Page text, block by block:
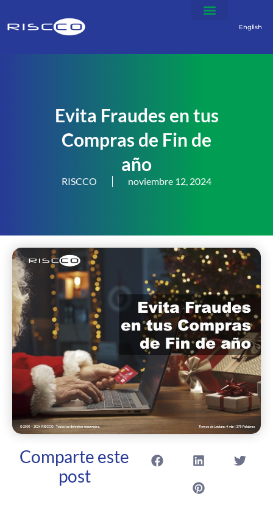
English
Evita Fraudes en tus
Compras de Fin de
año
RISCCO noviembre 12, 2024
Comparte este
post